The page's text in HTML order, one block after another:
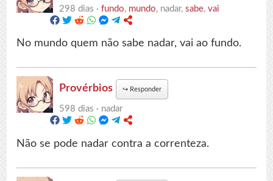
298 dias ·fundo, mundo, nadar,sabe,vai
No mundo quem não sabe nadar, vai ao fundo.
Provérbios ↪ Responder
598 dias · nadar
Não se pode nadar contra a correnteza.